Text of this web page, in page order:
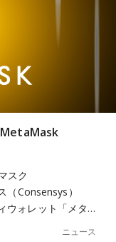
MetaMask
スク
（Consensys）
ウォレット「メタ…
ニュース